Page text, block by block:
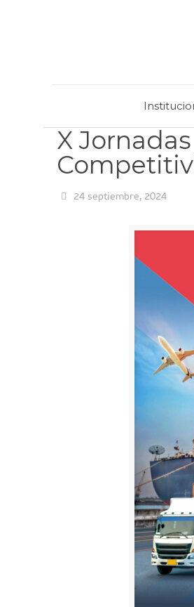
X
24 septiembre, 2024